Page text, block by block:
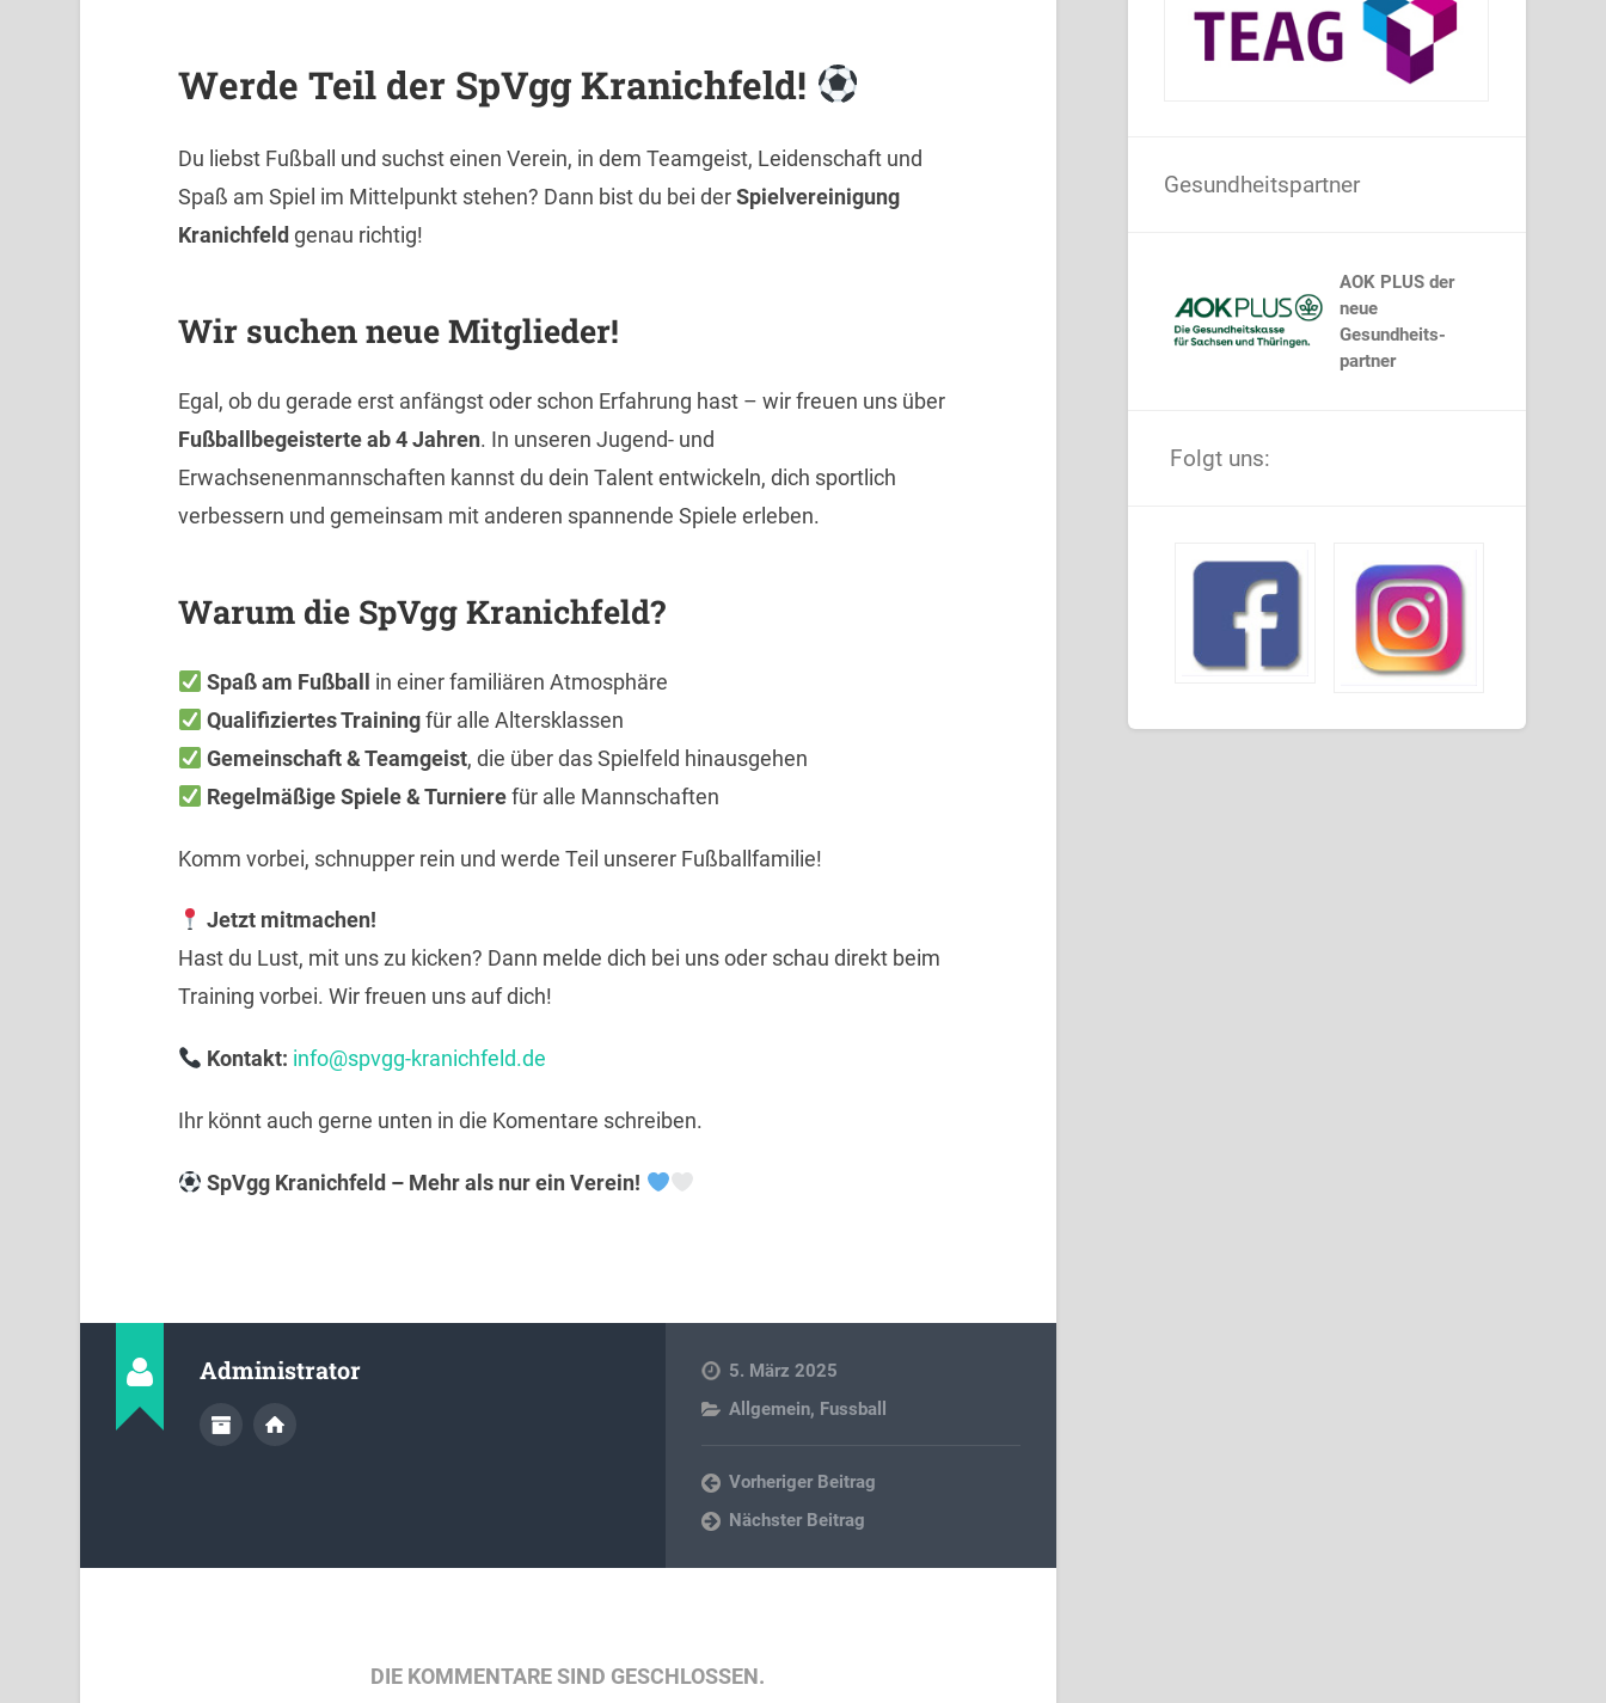
Werde Teil der SpVgg Kranichfeld!
Du liebst Fußball und suchst einen Verein, in dem Teamgeist, Leidenschaft und
Spaß am Spiel im Mittelpunkt stehen? Dann bist du bei derSpielvereinigung
Kranichfeldgenau richtig!
Wir suchen neue Mitglieder!
Egal, ob du gerade erst anfängst oder schon Erfahrung hast – wir freuen uns über
Fußballbegeisterte ab 4 Jahren. In unseren Jugend- und
Erwachsenenmannschaften kannst du dein Talent entwickeln, dich sportlich
verbessern und gemeinsam mit anderen spannende Spiele erleben.
Warum die SpVgg Kranichfeld?
Spaß am Fußball in einer familiären Atmosphäre
Qualifiziertes Trainingfür alle Altersklassen
Gemeinschaft & Teamgeist, die über das Spielfeld hinausgehen
Regelmäßige Spiele & Turnierefür alle Mannschaften
Komm vorbei, schnupper rein und werde Teil unserer Fußballfamilie!
Jetzt mitmachen!
Hast du Lust, mit uns zu kicken? Dann melde dich bei uns oder schau direkt beim
Training vorbei. Wir freuen uns auf dich!
Kontakt: info@spvgg-kranichfeld.de
Ihr könnt auch gerne unten in die Komentare schreiben.
SpVgg Kranichfeld – Mehr als nur ein Verein!
Administrator
5. März 2025
Allgemein, Fussball
Vorheriger Beitrag
Nächster Beitrag
DIE KOMMENTARE SIND GESCHLOSSEN.
Gesundheitspartner
AOK PLUS der
neue
Gesundheits-
partner
Folgt uns: